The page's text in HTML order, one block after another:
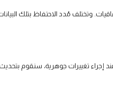
وتختلف مُدد الاحتفاظ بتلك
عند إجراء تغييرات جوهرية، سنقوم